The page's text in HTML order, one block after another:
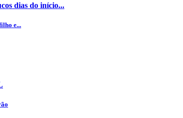
dias do início...
e...